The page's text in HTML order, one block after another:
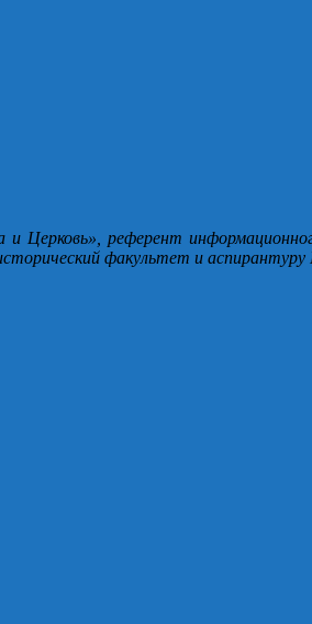
и Церковь», референт
факультет и